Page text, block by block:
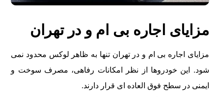
مزايای اجاره بی ام و در تهران
مزايای اجاره بی ام و در تهران تنها به ظاهر لوکس محدود نمی
شود. اين خودروها از نظر امکانات رفاهی، مصرف سوخت و
ايمنی در سطح فوق العاده ای قرار دارند.